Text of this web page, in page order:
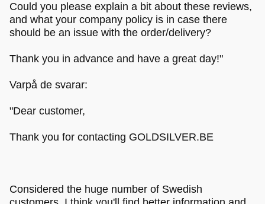
Could you please explain a bit about these reviews,
and what your company policy is in case there
should be an issue with the order/delivery?
Thank you in advance and have a great day!"
Varpå de svarar:
"Dear customer,
Thank you for contacting GOLDSILVER.BE
Considered the huge number of Swedish